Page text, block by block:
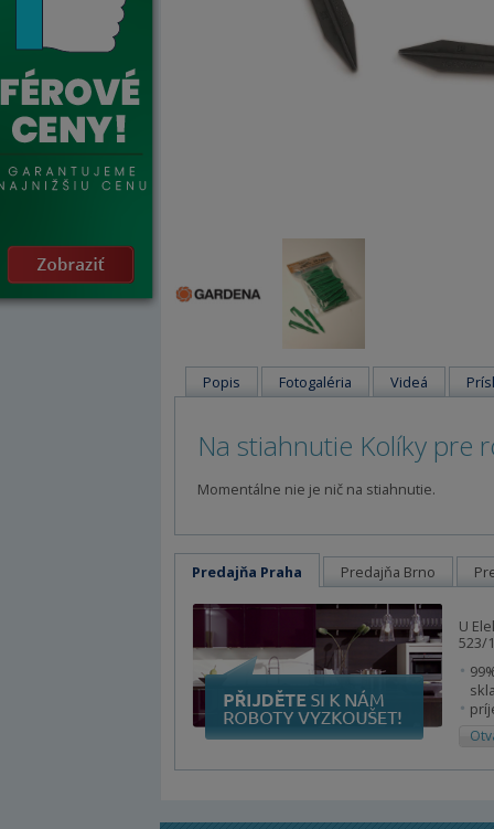
Popis Fotogaléria Videá
Na stiahnutie Kolíky pre
Momentálne nie je nič na stiahnutie.
Predajňa Praha Predajňa Brno
U
523/